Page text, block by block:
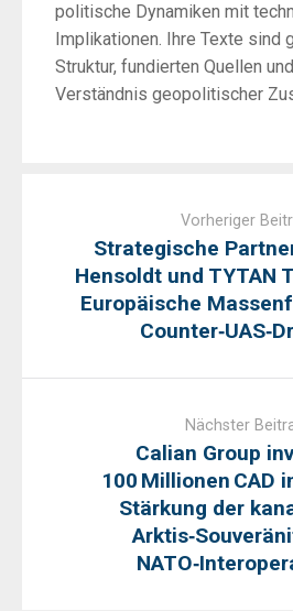
politische Dynamiken mit
Implikationen. Ihre Texte sind
Struktur, fundierten Quellen
Verständnis geopolitischer
Vorheriger
Strategische
Hensoldt und TYTAN
Europäische
Nächster
Calian Group
100 Millionen CAD
Stärkung der